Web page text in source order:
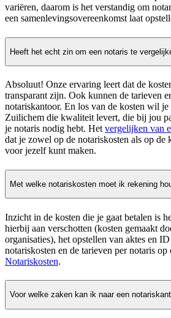
variëren, daarom is het verstandig om
een samenlevingsovereenkomst laat
Heeft het echt zin om een notaris te
Absoluut! Onze ervaring leert dat de
transparant zijn. Ook kunnen de tarieven
notariskantoor. En los van de kosten wil
Zuilichem die kwaliteit levert, die bij jou
je notaris nodig hebt. Hetvergelijken van
dat je zowel op de notariskosten als op de
voor jezelf kunt maken.
Met welke notariskosten moet ik rekening
Inzicht in de kosten die je gaat betalen is
hierbij aan verschotten (kosten gemaakt
organisaties), het opstellen van aktes en
notariskosten en de tarieven per notaris op
Notariskosten.
Voor welke zaken kan ik naar een